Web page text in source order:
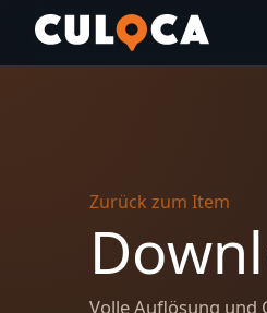
Zurück zum Item
Volle Auflösung und